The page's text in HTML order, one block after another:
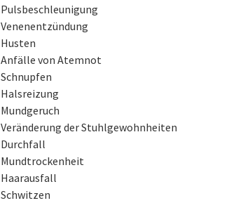
Pulsbeschleunigung
Venenentzündung
Husten
Anfälle von Atemnot
Schnupfen
Halsreizung
Mundgeruch
Veränderung der Stuhlgewohnheiten
Durchfall
Mundtrockenheit
Haarausfall
Schwitzen